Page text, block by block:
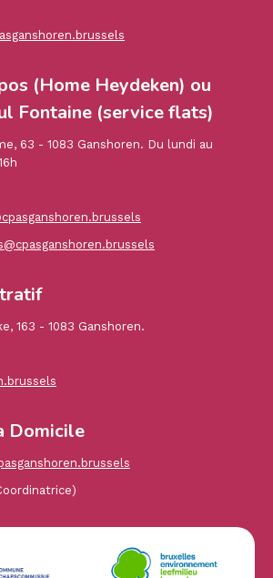
(Home Heydeken) ou
Fontaine (service flats)
63 - 1083 Ganshoren. Du lundi au
163 - 1083 Ganshoren.
Domicile